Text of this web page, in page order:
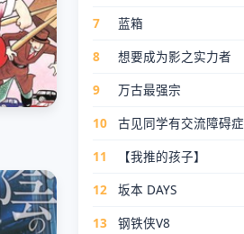
7
蓝箱
8
想要成为影之实力者
9
万古最强宗
10
古见同学有交流障碍症
11
【我推的孩子】
12
坂本 DAYS
13
钢铁侠V8